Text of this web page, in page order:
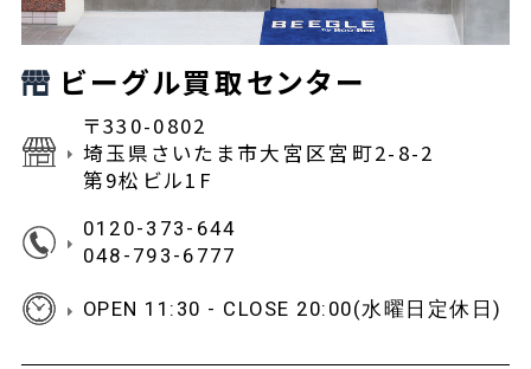
ビーグル買取センター
〒330-0802
埼玉県さいたま市大宮区宮町2-8-2
第9松ビル1F
0120-373-644
048-793-6777
OPEN 11:30 - CLOSE 20:00(水曜日定休日)